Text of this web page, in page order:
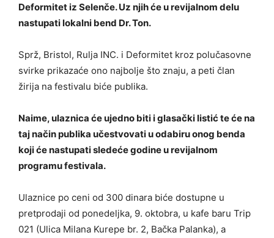
Deformitet iz Selenče. Uz njih će u revijalnom delu
nastupati lokalni bend Dr. Ton.
Sprž, Bristol, Rulja INC. i Deformitet kroz polučasovne
svirke prikazaće ono najbolje što znaju, a peti član
žirija na festivalu biće publika.
Naime, ulaznica će ujedno biti i glasački listić te će na
taj način publika učestvovati u odabiru onog benda
koji će nastupati sledeće godine u revijalnom
programu festivala.
Ulaznice po ceni od 300 dinara biće dostupne u
pretprodaji od ponedeljka, 9. oktobra, u kafe baru Trip
021 (Ulica Milana Kurepe br. 2, Bačka Palanka), a